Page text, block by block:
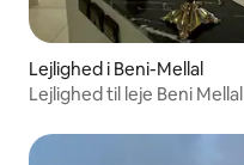
Lejlighed i Beni-Mellal
Lejlighed til leje Beni Mellal